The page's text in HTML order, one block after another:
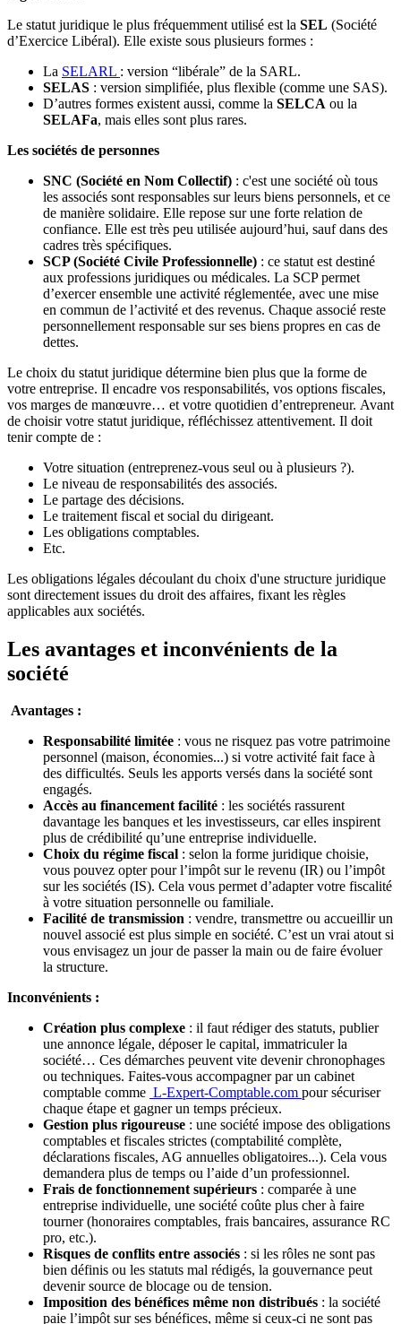
Le statut juridique le plus fréquemment utilisé est la SEL (Société
d’Exercice Libéral). Elle existe sous plusieurs formes :
La SELARL : version “libérale” de la SARL.
SELAS : version simplifiée, plus flexible (comme une SAS).
D’autres formes existent aussi, comme la SELCA ou la
SELAFa, mais elles sont plus rares.
Les sociétés de personnes
SNC (Société en Nom Collectif) : c'est une société où tous
les associés sont responsables sur leurs biens personnels, et ce
de manière solidaire. Elle repose sur une forte relation de
confiance. Elle est très peu utilisée aujourd’hui, sauf dans des
cadres très spécifiques.
SCP (Société Civile Professionnelle) : ce statut est destiné
aux professions juridiques ou médicales. La SCP permet
d’exercer ensemble une activité réglementée, avec une mise
en commun de l’activité et des revenus. Chaque associé reste
personnellement responsable sur ses biens propres en cas de
dettes.
Le choix du statut juridique détermine bien plus que la forme de
votre entreprise. Il encadre vos responsabilités, vos options fiscales,
vos marges de manœuvre… et votre quotidien d’entrepreneur. Avant
de choisir votre statut juridique, réfléchissez attentivement. Il doit
tenir compte de :
Votre situation (entreprenez-vous seul ou à plusieurs ?).
Le niveau de responsabilités des associés.
Le partage des décisions.
Le traitement fiscal et social du dirigeant.
Les obligations comptables.
Etc.
Les obligations légales découlant du choix d'une structure juridique
sont directement issues du droit des affaires, fixant les règles
applicables aux sociétés.
Les avantages et inconvénients de la
société
Avantages :
Responsabilité limitée : vous ne risquez pas votre patrimoine
personnel (maison, économies...) si votre activité fait face à
des difficultés. Seuls les apports versés dans la société sont
engagés.
Accès au financement facilité : les sociétés rassurent
davantage les banques et les investisseurs, car elles inspirent
plus de crédibilité qu’une entreprise individuelle.
Choix du régime fiscal : selon la forme juridique choisie,
vous pouvez opter pour l’impôt sur le revenu (IR) ou l’impôt
sur les sociétés (IS). Cela vous permet d’adapter votre fiscalité
à votre situation personnelle ou familiale.
Facilité de transmission : vendre, transmettre ou accueillir un
nouvel associé est plus simple en société. C’est un vrai atout si
vous envisagez un jour de passer la main ou de faire évoluer
la structure.
Inconvénients :
Création plus complexe : il faut rédiger des statuts, publier
une annonce légale, déposer le capital, immatriculer la
société… Ces démarches peuvent vite devenir chronophages
ou techniques. Faites-vous accompagner par un cabinet
comptable comme L-Expert-Comptable.com pour sécuriser
chaque étape et gagner un temps précieux.
Gestion plus rigoureuse : une société impose des obligations
comptables et fiscales strictes (comptabilité complète,
déclarations fiscales, AG annuelles obligatoires...). Cela vous
demandera plus de temps ou l’aide d’un professionnel.
Frais de fonctionnement supérieurs : comparée à une
entreprise individuelle, une société coûte plus cher à faire
tourner (honoraires comptables, frais bancaires, assurance RC
pro, etc.).
Risques de conflits entre associés : si les rôles ne sont pas
bien définis ou les statuts mal rédigés, la gouvernance peut
devenir source de blocage ou de tension.
Imposition des bénéfices même non distribués : la société
paie l’impôt sur ses bénéfices, même si ceux-ci ne sont pas